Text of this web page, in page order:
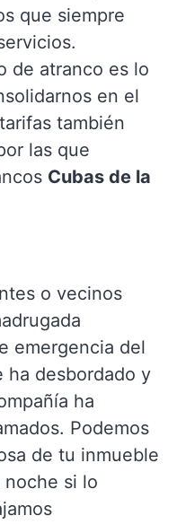
que siempre
de atranco es lo
en el
también
las que
Cubas de la
o vecinos
emergencia del
ha desbordado y
ha
Podemos
de tu inmueble
noche si lo